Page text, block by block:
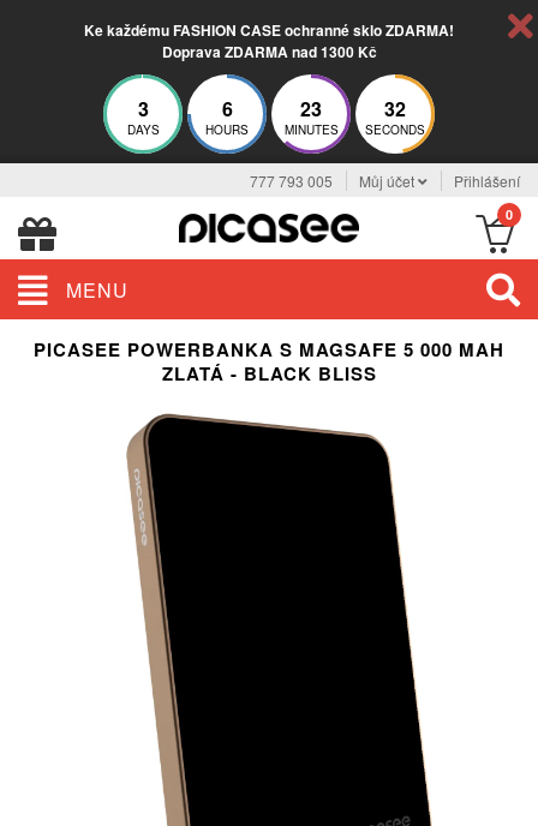
Ke každému FASHION CASE ochranné sklo ZDARMA!
Doprava ZDARMA nad 1300 Kč
3
DAYS
6
HOURS
23
MINUTES
31
SECONDS
777 793 005 Můj účet Přihlášení
0
MENU
PICASEE POWERBANKA S MAGSAFE 5 000 MAH
ZLATÁ - BLACK BLISS